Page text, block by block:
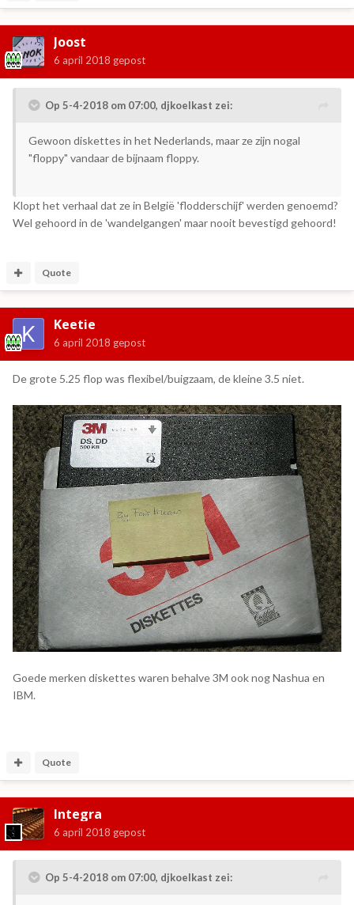
Joost
6 april 2018 gepost
Op 5-4-2018 om 07:00, djkoelkast zei:
Gewoon diskettes in het Nederlands, maar ze zijn nogal
"floppy" vandaar de bijnaam floppy.
Klopt het verhaal dat ze in België 'flodderschijf' werden genoemd?
Wel gehoord in de 'wandelgangen' maar nooit bevestigd gehoord!
Quote
Keetie
6 april 2018 gepost
De grote 5.25 flop was flexibel/buigzaam, de kleine 3.5 niet.
Goede merken diskettes waren behalve 3M ook nog Nashua en
IBM.
Quote
Integra
6 april 2018 gepost
Op 5-4-2018 om 07:00, djkoelkast zei: